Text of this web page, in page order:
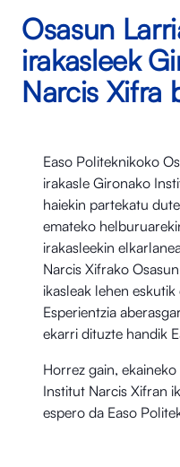
Osasun
irakasleek
Narcis Xifra
Easo Politeknikoko
irakasle Gironako
haiekin partekatu
emateko
irakasleekin
Narcis Xifrako
ikasleak lehen
Esperientzia
ekarri dituzte handik
Horrez gain,
Institut Narcis Xifran
espero da Easo